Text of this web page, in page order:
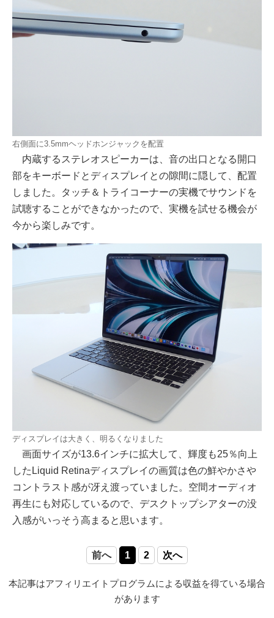
右側面に3.5mmヘッドホンジャックを配置
内蔵するステレオスピーカーは、音の出口となる開口
部をキーボードとディスプレイとの隙間に隠して、配置
しました。タッチ＆トライコーナーの実機でサウンドを
試聴することができなかったので、実機を試せる機会が
今から楽しみです。
ディスプレイは大きく、明るくなりました
画面サイズが13.6インチに拡大して、輝度も25％向上
したLiquid Retinaディスプレイの画質は色の鮮やかさや
コントラスト感が冴え渡っていました。空間オーディオ
再生にも対応しているので、デスクトップシアターの没
入感がいっそう高まると思います。
前へ 1 2 次へ
本記事はアフィリエイトプログラムによる収益を得ている場合
があります